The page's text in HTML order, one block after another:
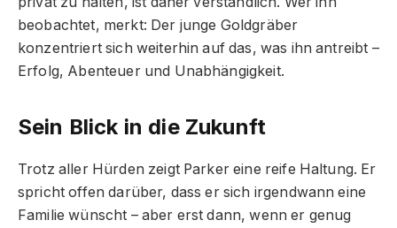
beobachtet, merkt: Der junge Goldgräber
konzentriert sich weiterhin auf das, was ihn antreibt –
Erfolg, Abenteuer und Unabhängigkeit.
Sein Blick in die Zukunft
Trotz aller Hürden zeigt Parker eine reife Haltung. Er
spricht offen darüber, dass er sich irgendwann eine
Familie wünscht – aber erst dann, wenn er genug